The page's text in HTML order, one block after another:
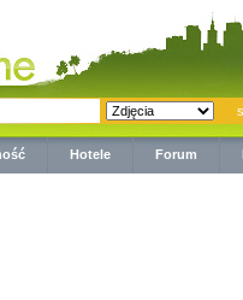
Hotele Forum